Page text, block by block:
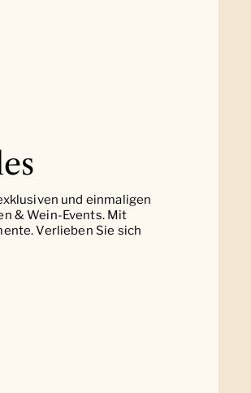
und einmaligen
& Wein-Events. Mit
Verlieben Sie sich